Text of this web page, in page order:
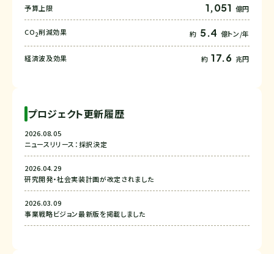
予算上限 1,051 億円
CO2削減効果 約 5.4 億トン/年
経済波及効果 約 17.6 兆円
プロジェクト更新履歴
2026.08.05
ニュースリリース：採択決定
2026.04.29
研究開発・社会実装計画が改定されました
2026.03.09
事業戦略ビジョン最新版を掲載しました